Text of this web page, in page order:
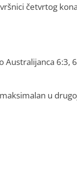
četvrtog
Australijanca 6:3,
u